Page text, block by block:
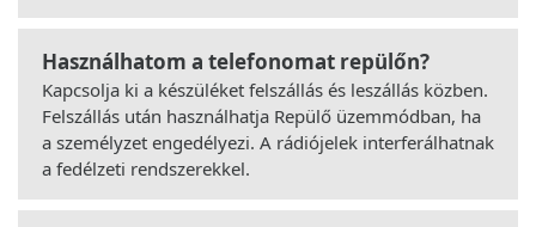
Használhatom a telefonomat repülőn?
Kapcsolja ki a készüléket felszállás és leszállás közben.
Felszállás után használhatja Repülő üzemmódban, ha
a személyzet engedélyezi. A rádiójelek interferálhatnak
a fedélzeti rendszerekkel.